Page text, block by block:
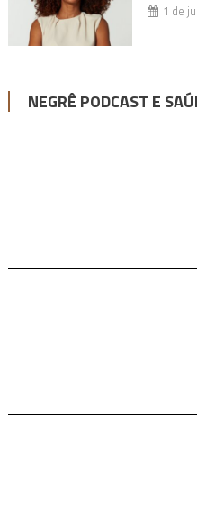
1 de
NEGRÊ PODCAST E